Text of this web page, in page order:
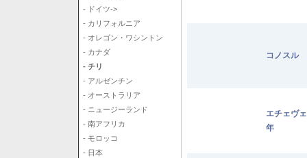
- ドイツ->
- カリフォルニア
- オレゴン・ワシントン
- カナダ
- チリ
- アルゼンチン
- オーストラリア
- ニュージーランド
- 南アフリカ
- モロッコ
- 日本
コノスル
エチェヴ
年